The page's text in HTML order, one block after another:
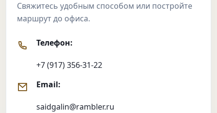
Свяжитесь удобным способом или постройте
маршрут до офиса.
Телефон:
+7 (917) 356-31-22
Email:
saidgalin@rambler.ru